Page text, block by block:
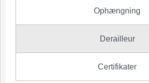
Ophængning
Derailleur
Certifikater